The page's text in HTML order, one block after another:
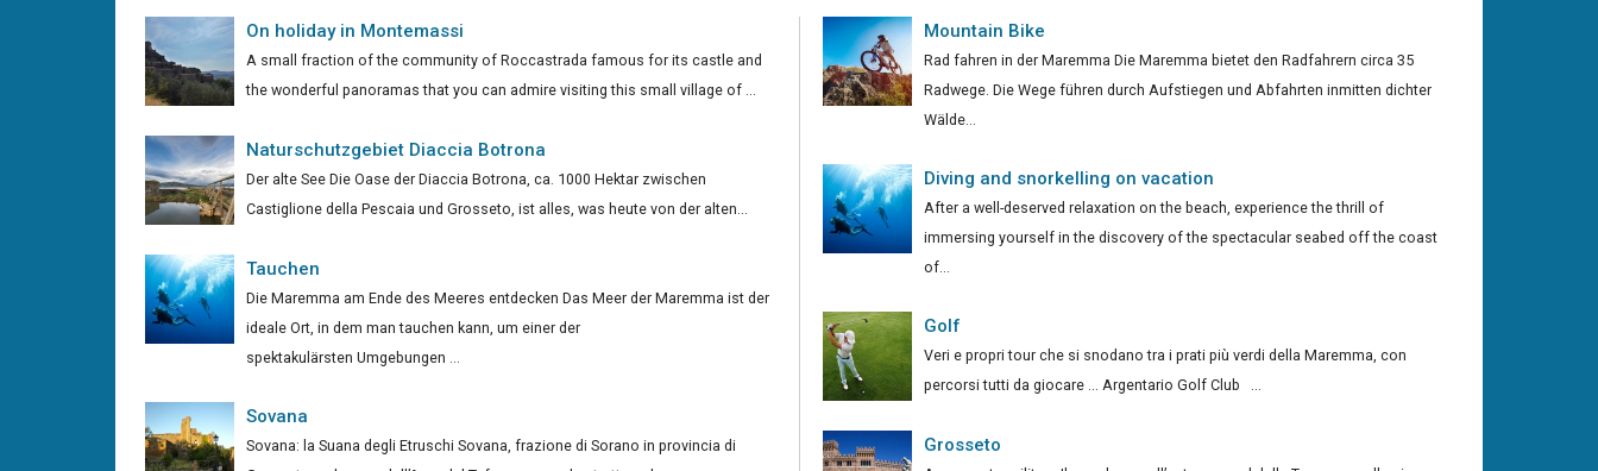
On holiday in Montemassi
A small fraction of the community of Roccastrada famous for its castle and
the wonderful panoramas that you can admire visiting this small village of ...
Naturschutzgebiet Diaccia Botrona
Der alte See Die Oase der Diaccia Botrona, ca. 1000 Hektar zwischen
Castiglione della Pescaia und Grosseto, ist alles, was heute von der alten...
Tauchen
Die Maremma am Ende des Meeres entdecken Das Meer der Maremma ist der
ideale Ort, in dem man tauchen kann, um einer der
spektakulärsten Umgebungen ...
Sovana
Sovana: la Suana degli Etruschi Sovana, frazione di Sorano in provincia di
Mountain Bike
Rad fahren in der Maremma Die Maremma bietet den Radfahrern circa 35
Radwege. Die Wege führen durch Aufstiegen und Abfahrten inmitten dichter
Wälde...
Diving and snorkelling on vacation
After a well-deserved relaxation on the beach, experience the thrill of
immersing yourself in the discovery of the spectacular seabed off the coast
of...
Golf
Veri e propri tour che si snodano tra i prati più verdi della Maremma, con
Grosseto